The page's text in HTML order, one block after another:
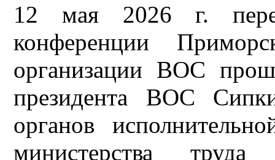
12 мая 2026 г.
конференции
организации ВОС
президента ВОС
органов
министерства